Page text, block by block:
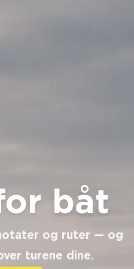
båt
og ruter — og
turene dine.